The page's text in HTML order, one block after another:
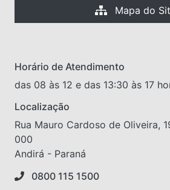
Mapa do
Horário de Atendimento
das 08 às 12 e das 13:30 às 17
Localização
Rua Mauro Cardoso de Oliveira,
000
Andirá - Paraná
0800 115 1500